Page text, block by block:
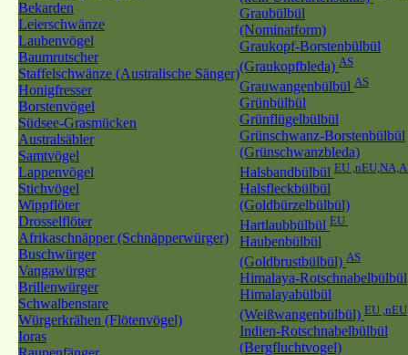
Bekarden
Leierschwänze
Laubenvögel
Baumrutscher
Staffelschwänze (Australische Sänger)
Honigfresser
Borstenvögel
Südsee-Grasmücken
Australsäbler
Samtvögel
Lappenvögel
Stichvögel
Wippflöter
Drosselflöter
Afrikaschnäpper (Schnäpperwürger)
Buschwürger
Vangawürger
Brillenwürger
Schwalbenstare
Würgerkrähen (Flötenvögel)
Ioras
Graubülbül
(Nominatform)
Graukopf-Borstenbülbül
(Graukopfbleda) AS
Grauwangenbülbül AS
Grünbülbül
Grünflügelbülbül
Grünschwanz-Borstenbülbül
(Grünschwanzbleda)
Halsbandbülbül EU
Halsfleckbülbül
(Goldbürzelbülbül)
Hartlaubbülbül EU
Haubenbülbül
(Goldbrustbülbül) AS
Himalaya-Rotschnabelbülbül
Himalayabülbül
(Weißwangenbülbül) EU ,nEU
Indien-Rotschnabelbülbül
(Bergfluchtvogel)